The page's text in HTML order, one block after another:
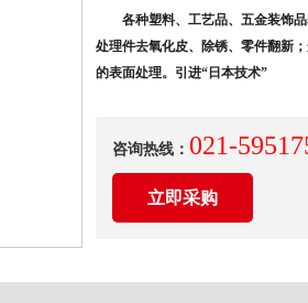
各种塑料、工艺品、五金装饰
处理件去氧化皮、除锈、零件翻新
的表面处理。引进“日本技术”
咨询热线： 021-
立即采购